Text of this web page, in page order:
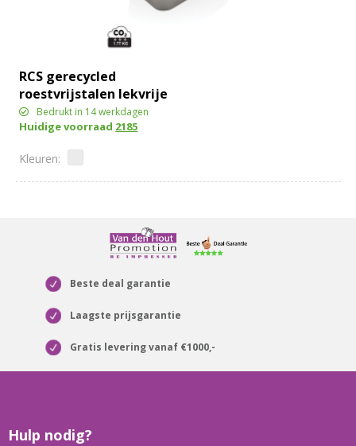
RCS gerecycled
roestvrijstalen lekvrije
lunchbox
Bedrukt in 14 werkdagen
Huidige voorraad 2185
Beste deal garantie
Laagste prijsgarantie
Gratis levering vanaf €1000,-
Hulp nodig?